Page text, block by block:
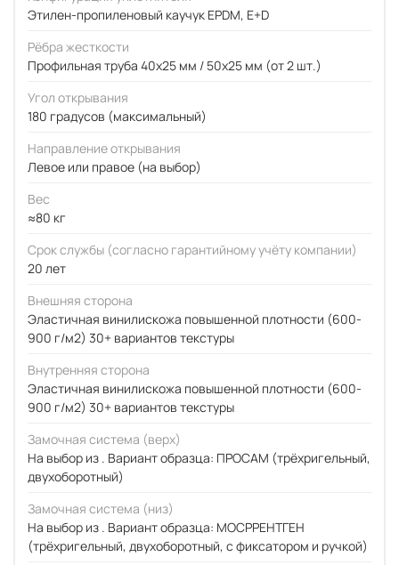
Этилен-пропиленовый каучук EPDM, E+D
Рёбра жесткости
Профильная труба 40х25 мм / 50x25 мм (от 2 шт.)
Угол открывания
180 градусов (максимальный)
Направление открывания
Левое или правое (на выбор)
Вес
≈80 кг
Срок службы (согласно гарантийному учёту компании)
20 лет
Внешняя сторона
Эластичная винилискожа повышенной плотности (600-
900 г/м2) 30+ вариантов текстуры
Внутренняя сторона
Эластичная винилискожа повышенной плотности (600-
900 г/м2) 30+ вариантов текстуры
Замочная система (верх)
На выбор из . Вариант образца: ПРОСАМ (трёхригельный,
двухоборотный)
Замочная система (низ)
На выбор из . Вариант образца: МОСРРЕНТГЕН
(трёхригельный, двухоборотный, с фиксатором и ручкой)